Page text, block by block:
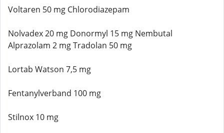
Voltaren 50 mg Chlorodiazepam
Nolvadex 20 mg Donormyl 15 mg Nembutal
Alprazolam 2 mg Tradolan 50 mg
Lortab Watson 7,5 mg
Fentanylverband 100 mg
Stilnox 10 mg